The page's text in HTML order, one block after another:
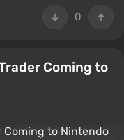
0
Coming to